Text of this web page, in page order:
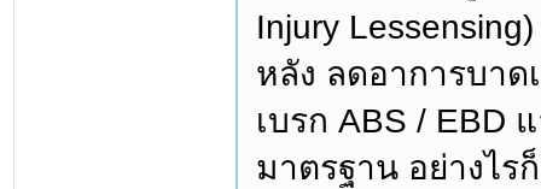
Injury
หลัง ลดอาการบา
เบรก ABS / EBD
มาตรฐาน อย่างไร